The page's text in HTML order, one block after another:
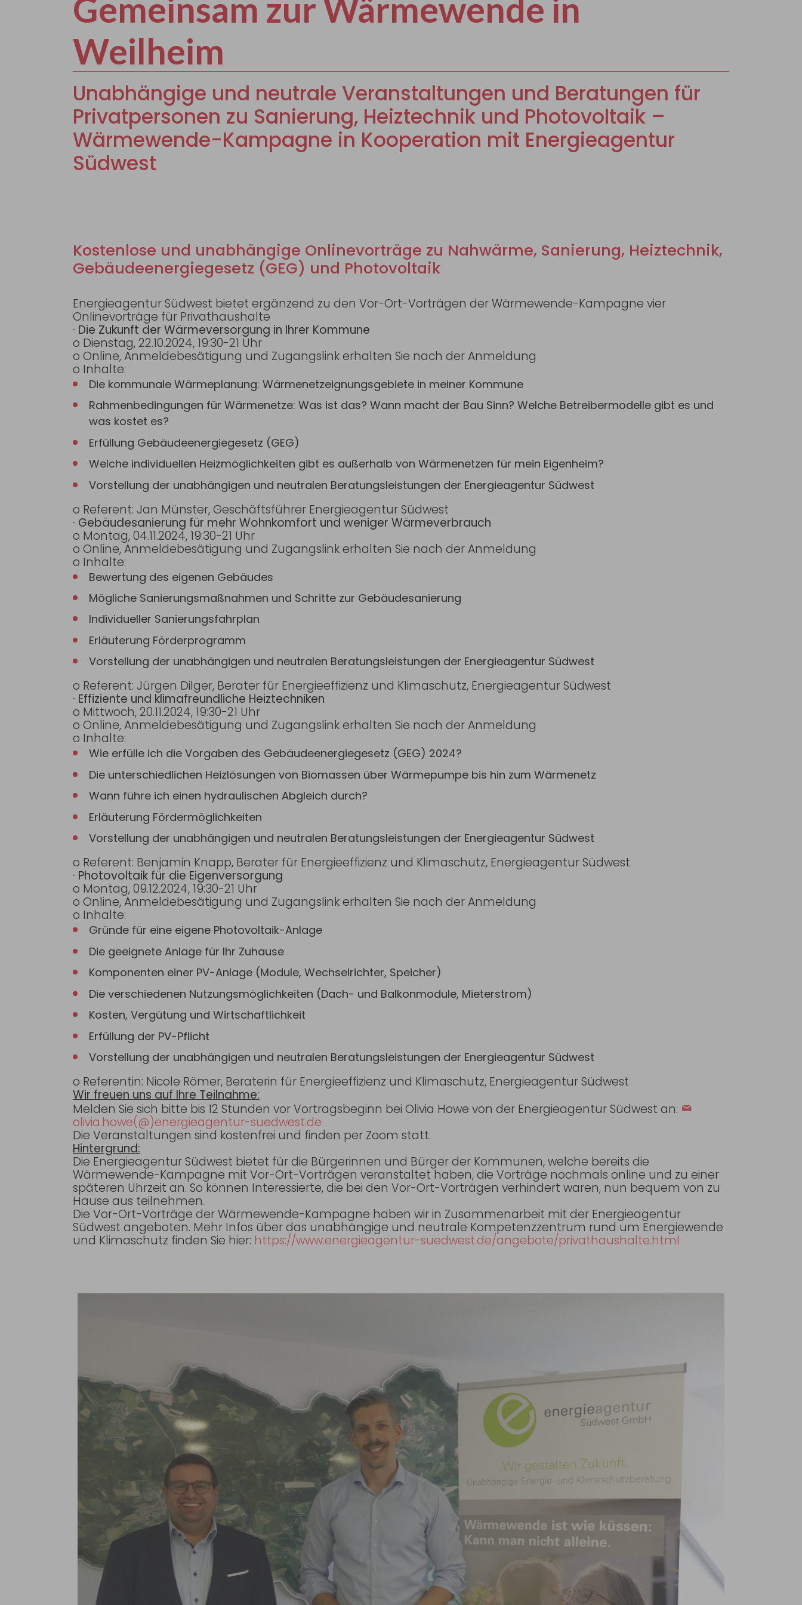
Gemeinsam zur Wärmewende in
Weilheim
Unabhängige und neutrale Veranstaltungen und Beratungen für
Privatpersonen zu Sanierung, Heiztechnik und Photovoltaik –
Wärmewende-Kampagne in Kooperation mit Energieagentur
Südwest
Kostenlose und unabhängige Onlinevorträge zu Nahwärme, Sanierung, Heiztechnik,
Gebäudeenergiegesetz (GEG) und Photovoltaik
Energieagentur Südwest bietet ergänzend zu den Vor-Ort-Vorträgen der Wärmewende-Kampagne vier
Onlinevorträge für Privathaushalte
· Die Zukunft der Wärmeversorgung in Ihrer Kommune
o Dienstag, 22.10.2024, 19:30-21 Uhr
o Online, Anmeldebesätigung und Zugangslink erhalten Sie nach der Anmeldung
o Inhalte:
Die kommunale Wärmeplanung: Wärmenetzeignungsgebiete in meiner Kommune
Rahmenbedingungen für Wärmenetze: Was ist das? Wann macht der Bau Sinn? Welche Betreibermodelle gibt es und
was kostet es?
Erfüllung Gebäudeenergiegesetz (GEG)
Welche individuellen Heizmöglichkeiten gibt es außerhalb von Wärmenetzen für mein Eigenheim?
Vorstellung der unabhängigen und neutralen Beratungsleistungen der Energieagentur Südwest
o Referent: Jan Münster, Geschäftsführer Energieagentur Südwest
· Gebäudesanierung für mehr Wohnkomfort und weniger Wärmeverbrauch
o Montag, 04.11.2024, 19:30-21 Uhr
o Online, Anmeldebesätigung und Zugangslink erhalten Sie nach der Anmeldung
o Inhalte:
Bewertung des eigenen Gebäudes
Mögliche Sanierungsmaßnahmen und Schritte zur Gebäudesanierung
Individueller Sanierungsfahrplan
Erläuterung Förderprogramm
Vorstellung der unabhängigen und neutralen Beratungsleistungen der Energieagentur Südwest
o Referent: Jürgen Dilger, Berater für Energieeffizienz und Klimaschutz, Energieagentur Südwest
· Effiziente und klimafreundliche Heiztechniken
o Mittwoch, 20.11.2024, 19:30-21 Uhr
o Online, Anmeldebesätigung und Zugangslink erhalten Sie nach der Anmeldung
o Inhalte:
Wie erfülle ich die Vorgaben des Gebäudeenergiegesetz (GEG) 2024?
Die unterschiedlichen Heizlösungen von Biomassen über Wärmepumpe bis hin zum Wärmenetz
Wann führe ich einen hydraulischen Abgleich durch?
Erläuterung Fördermöglichkeiten
Vorstellung der unabhängigen und neutralen Beratungsleistungen der Energieagentur Südwest
o Referent: Benjamin Knapp, Berater für Energieeffizienz und Klimaschutz, Energieagentur Südwest
· Photovoltaik für die Eigenversorgung
o Montag, 09.12.2024, 19:30-21 Uhr
o Online, Anmeldebesätigung und Zugangslink erhalten Sie nach der Anmeldung
o Inhalte:
Gründe für eine eigene Photovoltaik-Anlage
Die geeignete Anlage für Ihr Zuhause
Komponenten einer PV-Anlage (Module, Wechselrichter, Speicher)
Die verschiedenen Nutzungsmöglichkeiten (Dach- und Balkonmodule, Mieterstrom)
Kosten, Vergütung und Wirtschaftlichkeit
Erfüllung der PV-Pflicht
Vorstellung der unabhängigen und neutralen Beratungsleistungen der Energieagentur Südwest
o Referentin: Nicole Römer, Beraterin für Energieeffizienz und Klimaschutz, Energieagentur Südwest
Wir freuen uns auf Ihre Teilnahme:
Melden Sie sich bitte bis 12 Stunden vor Vortragsbeginn bei Olivia Howe von der Energieagentur Südwest an:
olivia.howe(@)energieagentur-suedwest.de
Die Veranstaltungen sind kostenfrei und finden per Zoom statt.
Hintergrund:
Die Energieagentur Südwest bietet für die Bürgerinnen und Bürger der Kommunen, welche bereits die
Wärmewende-Kampagne mit Vor-Ort-Vorträgen veranstaltet haben, die Vorträge nochmals online und zu einer
späteren Uhrzeit an. So können Interessierte, die bei den Vor-Ort-Vorträgen verhindert waren, nun bequem von zu
Hause aus teilnehmen.
Die Vor-Ort-Vorträge der Wärmewende-Kampagne haben wir in Zusammenarbeit mit der Energieagentur
Südwest angeboten. Mehr Infos über das unabhängige und neutrale Kompetenzzentrum rund um Energiewende
und Klimaschutz finden Sie hier: https://www.energieagentur-suedwest.de/angebote/privathaushalte.html